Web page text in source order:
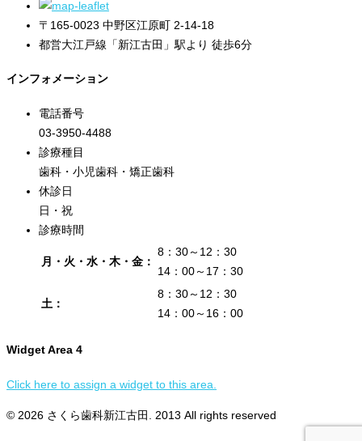
〒165-0023 中野区江原町 2-14-18
都営大江戸線「新江古田」駅より 徒歩6分
インフォメーション
電話番号
03-3950-4488
診療種目
歯科・小児歯科・矯正歯科
休診日
日・祝
診療時間
月・火・水・木・金：
8：30～12：30
14：00～17：30
土：
8：30～12：30
14：00～16：00
Widget Area 4
Click here to assign a widget to this area.
© 2026 さくら歯科新江古田. 2013 All rights reserved